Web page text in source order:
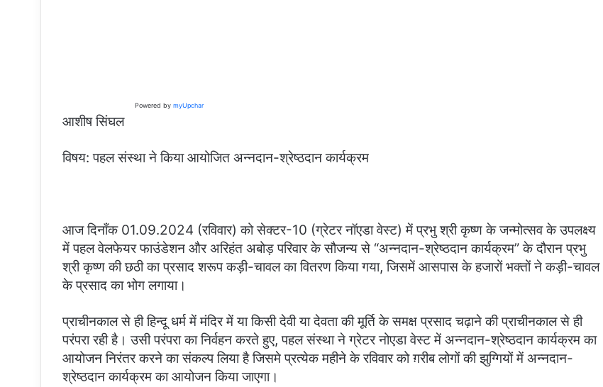
Powered bymyUpchar
आशीष सिंघल
विषय: पहल संस्था ने किया आयोजित अन्नदान-श्रेष्ठदान कार्यक्रम
आज दिनाँक 01.09.2024 (रविवार) को सेक्टर-10 (ग्रेटर नॉएडा वेस्ट) में प्रभु श्री कृष्ण के जन्मोत्सव के उपलक्ष्य
में पहल वेलफेयर फाउंडेशन और अरिहंत अबोड़ परिवार के सौजन्य से “अन्नदान-श्रेष्ठदान कार्यक्रम” के दौरान प्रभु
श्री कृष्ण की छठी का प्रसाद शरूप कड़ी-चावल का वितरण किया गया, जिसमें आसपास के हजारों भक्तों ने कड़ी-चावल
के प्रसाद का भोग लगाया।
प्राचीनकाल से ही हिन्दू धर्म में मंदिर में या किसी देवी या देवता की मूर्ति के समक्ष प्रसाद चढ़ाने की प्राचीनकाल से ही
परंपरा रही है। उसी परंपरा का निर्वहन करते हुए, पहल संस्था ने ग्रेटर नोएडा वेस्ट में अन्नदान-श्रेष्ठदान कार्यक्रम का
आयोजन निरंतर करने का संकल्प लिया है जिसमे प्रत्येक महीने के रविवार को ग़रीब लोगों की झुग्गियों में अन्नदान-
श्रेष्ठदान कार्यक्रम का आयोजन किया जाएगा।